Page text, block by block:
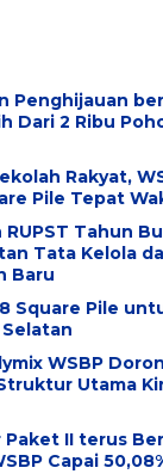
Penghijauan
Dari 2 Ribu
Rakyat,
Pile Tepat
RUPST Tahun
Tata Kelola
Baru
Square Pile
WSBP
Utama
II terus
Capai